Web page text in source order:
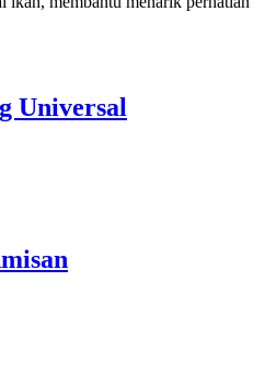
Universal